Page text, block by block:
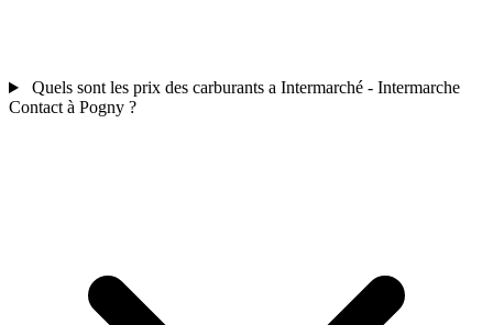
Quels sont les prix des carburants a Intermarché - Intermarche
Contact à Pogny ?